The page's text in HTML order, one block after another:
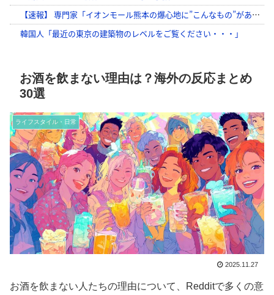
お酒を飲まない理由は？海外の反応まとめ
30選
ライフスタイル・日常
2025.11.27
お酒を飲まない人たちの理由について、Redditで多くの意